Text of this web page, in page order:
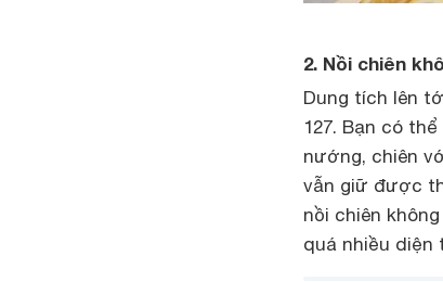
2. Nồi chiên
Dung tích lên
127. Bạn có
nướng, chiên
vẫn giữ được
nồi chiên
quá nhiều diện